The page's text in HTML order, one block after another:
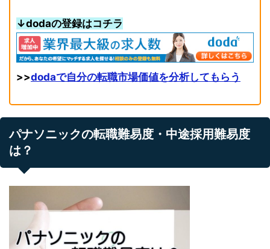
↓dodaの登録はコチラ
>>dodaで自分の転職市場価値を分析してもらう
パナソニックの転職難易度・中途採用難易度
は？